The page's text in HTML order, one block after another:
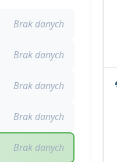
Brak danych
Brak danych
Brak danych
Brak danych
Brak danych